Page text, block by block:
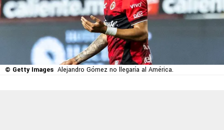
© Getty Images Alejandro Gómez no llegaría al América.